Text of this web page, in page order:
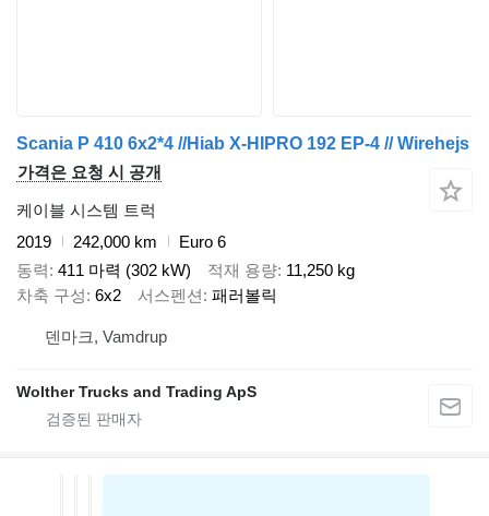
Scania P 410 6x2*4 //Hiab X-HIPRO 192 EP-4 // Wirehejs
가격은 요청 시 공개
케이블 시스템 트럭
2019
242,000 km
Euro 6
동력 411 마력 (302 kW) 적재 용량 11,250 kg
차축 구성 6x2 서스펜션 패러볼릭
덴마크, Vamdrup
Wolther Trucks and Trading ApS